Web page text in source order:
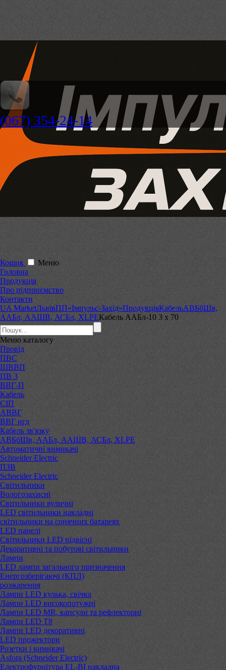
(067) 354-24-14
Кошик
Меню
Головна
Продукція
Про підприємство
Контакти
UA MarketЛьвівПП«Імпульс-Захід»ПродукціяКабельАВБбШв,
ААБл, ААШВ, АСБл, XLPEКабель ААБл-10 3 х 70
Меню каталогу
Провід
ПВС
ШВВП
ПВ 3
ВВГ-П
Кабель
СІП
АВВГ
ВВГ нгд
Кабель зв'язку
АВБбШв, ААБл, ААШВ, АСБл, XLPE
Автоматичні вимикачі
Schneider Electric
ПЗВ
Schneider Electric
Світильники
Вологозахисні
Світильники вуличні
LED світильники накладні
світильники на сонячних батареях
LED панелі
Світильники LED підвісні
Декоративні та побутові світильники
Лампи
LED лампи загального призначення
Енергозберігаючі (КПЛ)
розжарення
Лампи LED кулька, свічка
Лампи LED високопотужні
Лампи LED MR, капсули та рефлекторні
Лампи LED Т8
Лампи LED декоративні
LED прожектори
Розетки і вимикачі
Asfora (Schneider Electric)
Електрофурнітура EL-BI накладна